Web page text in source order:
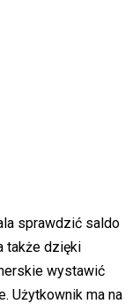
sprawdzić saldo
także dzięki
wystawić
Użytkownik ma na